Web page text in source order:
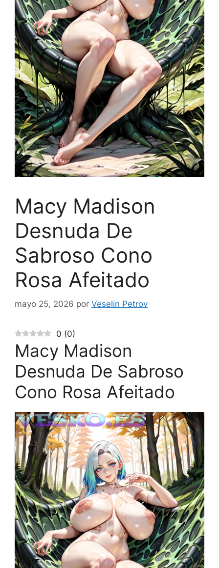
Macy Madison
Desnuda De
Sabroso Cono
Rosa Afeitado
mayo 25, 2026 por Veselin Petrov
0 (0)
Macy Madison
Desnuda De Sabroso
Cono Rosa Afeitado